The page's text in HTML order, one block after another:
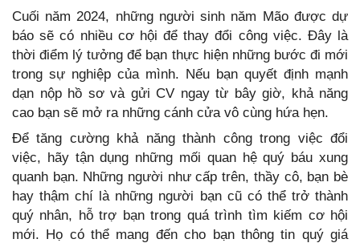
Cuối năm 2024, những người sinh năm Mão được dự
báo sẽ có nhiều cơ hội để thay đổi công việc. Đây là
thời điểm lý tưởng để bạn thực hiện những bước đi mới
trong sự nghiệp của mình. Nếu bạn quyết định mạnh
dạn nộp hồ sơ và gửi CV ngay từ bây giờ, khả năng
cao bạn sẽ mở ra những cánh cửa vô cùng hứa hẹn.
Để tăng cường khả năng thành công trong việc đổi
việc, hãy tận dụng những mối quan hệ quý báu xung
quanh bạn. Những người như cấp trên, thầy cô, bạn bè
hay thậm chí là những người bạn cũ có thể trở thành
quý nhân, hỗ trợ bạn trong quá trình tìm kiếm cơ hội
mới. Họ có thể mang đến cho bạn thông tin quý giá